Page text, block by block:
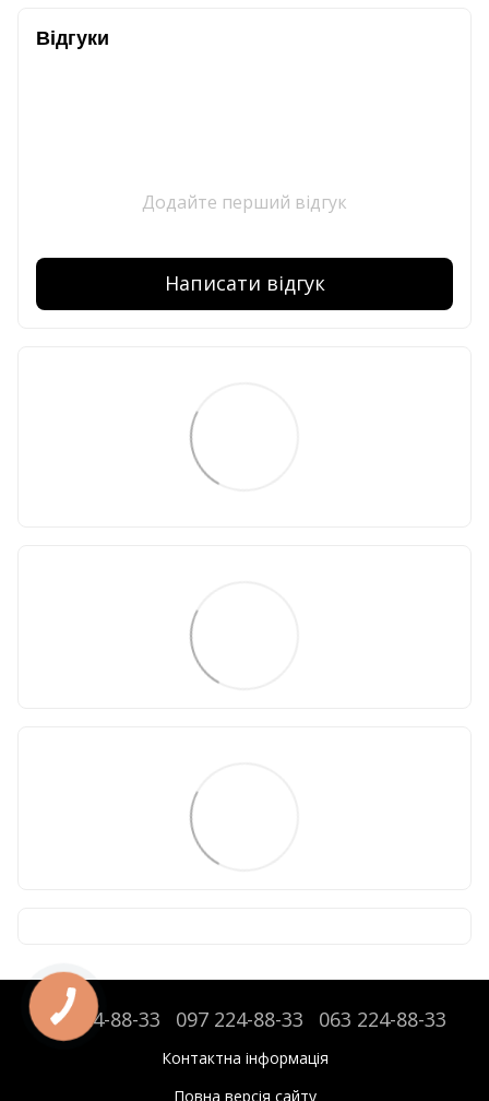
Відгуки
Додайте перший відгук
Написати відгук
095 224-88-33 097 224-88-33 063 224-88-33
Контактна інформація
Повна версія сайту